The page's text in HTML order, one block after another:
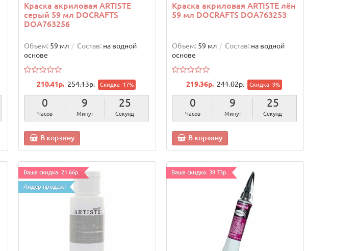
Краска акриловая ARTISTE
серый 59 мл DOCRAFTS
DOA763256
Объем: 59 мл Состав: на водной
основе
210.41р. 254.13р. Скидка -17%
0
Часов
9
Минут
24
Секунды
В корзину
Краска акриловая ARTISTE лён
59 мл DOCRAFTS DOA763253
Объем: 59 мл Состав: на водной
основе
219.36р. 241.02р. Скидка -9%
0
Часов
9
Минут
24
Секунды
В корзину
Ваша скидка: 21.66р.
Лидер продаж!
Ваша скидка: 39.73р.